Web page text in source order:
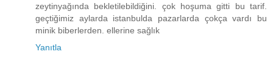
zeytinyağında bekletilebildiğini. çok hoşuma gitti bu tarif.
geçtiğimiz aylarda istanbulda pazarlarda çokça vardı bu
minik biberlerden. ellerine sağlık
Yanıtla